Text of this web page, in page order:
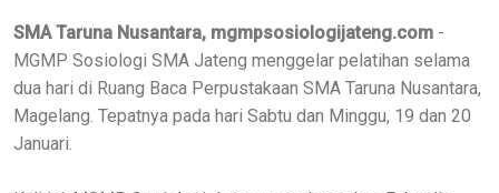
SMA Taruna Nusantara, mgmpsosiologijateng.com -
MGMP Sosiologi SMA Jateng menggelar pelatihan selama
dua hari di Ruang Baca Perpustakaan SMA Taruna Nusantara,
Magelang. Tepatnya pada hari Sabtu dan Minggu, 19 dan 20
Januari.